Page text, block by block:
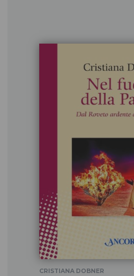
CRISTIANA DOBNER